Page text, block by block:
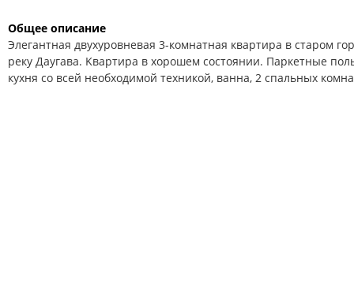
Общее описание
Элегантная двухуровневая 3-комнатная квартира в старом
реку Даугава. Kвартира в хорошем состоянии. Паркетные
кухня со всей необходимой техникой, ванна, 2 спальных